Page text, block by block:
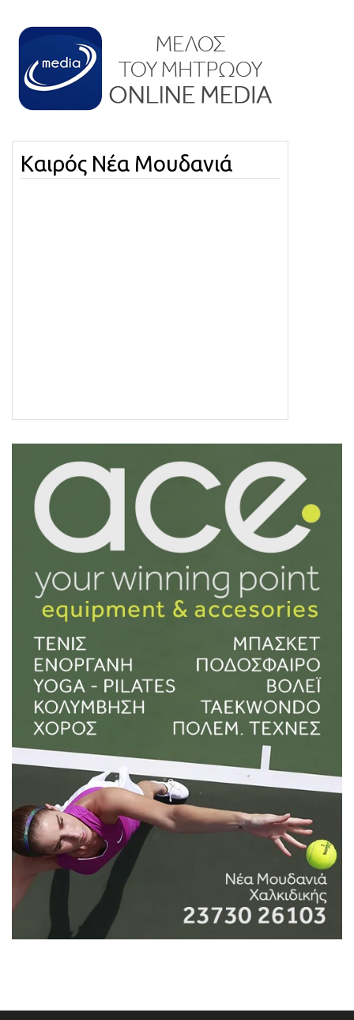
Καιρός Νέα Μουδανιά